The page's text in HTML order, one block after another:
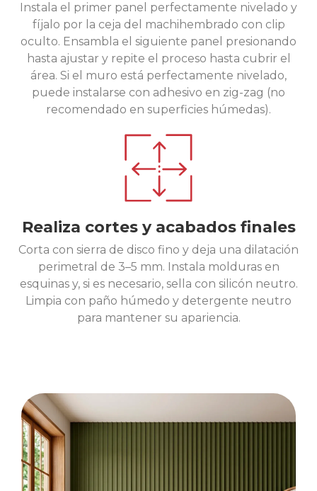
Instala el primer panel perfectamente nivelado y
fíjalo por la ceja del machihembrado con clip
oculto. Ensambla el siguiente panel presionando
hasta ajustar y repite el proceso hasta cubrir el
área. Si el muro está perfectamente nivelado,
puede instalarse con adhesivo en zig-zag (no
recomendado en superficies húmedas).
Realiza cortes y acabados finales
Corta con sierra de disco fino y deja una dilatación
perimetral de 3–5 mm. Instala molduras en
esquinas y, si es necesario, sella con silicón neutro.
Limpia con paño húmedo y detergente neutro
para mantener su apariencia.